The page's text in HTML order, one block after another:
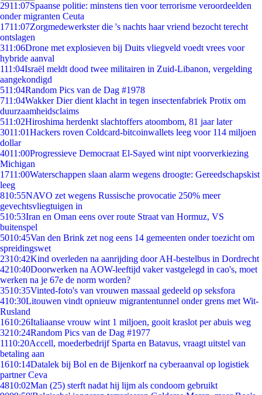
2911:07Spaanse politie: minstens tien voor terrorisme veroordeelden
onder migranten Ceuta
1711:07Zorgmedewerkster die 's nachts haar vriend bezocht terecht
ontslagen
311:06Drone met explosieven bij Duits vliegveld voedt vrees voor
hybride aanval
111:04Israël meldt dood twee militairen in Zuid-Libanon, vergelding
aangekondigd
511:04Random Pics van de Dag #1978
711:04Wakker Dier dient klacht in tegen insectenfabriek Protix om
duurzaamheidsclaims
511:02Hiroshima herdenkt slachtoffers atoombom, 81 jaar later
3011:01Hackers roven Coldcard-bitcoinwallets leeg voor 114 miljoen
dollar
4011:00Progressieve Democraat El-Sayed wint nipt voorverkiezing
Michigan
1711:00Waterschappen slaan alarm wegens droogte: Gereedschapskist
leeg
810:55NAVO zet wegens Russische provocatie 250% meer
gevechtsvliegtuigen in
510:53Iran en Oman eens over route Straat van Hormuz, VS
buitenspel
5010:45Van den Brink zet nog eens 14 gemeenten onder toezicht om
spreidingswet
2310:42Kind overleden na aanrijding door AH-bestelbus in Dordrecht
4210:40Doorwerken na AOW-leeftijd vaker vastgelegd in cao's, moet
werken na je 67e de norm worden?
3510:35Vinted-foto's van vrouwen massaal gedeeld op seksfora
410:30Litouwen vindt opnieuw migrantentunnel onder grens met Wit-
Rusland
1610:26Italiaanse vrouw wint 1 miljoen, gooit kraslot per abuis weg
3210:24Random Pics van de Dag #1977
1110:20Accell, moederbedrijf Sparta en Batavus, vraagt uitstel van
betaling aan
1610:14Datalek bij Bol en de Bijenkorf na cyberaanval op logistiek
partner Ceva
4810:02Man (25) sterft nadat hij lijm als condoom gebruikt